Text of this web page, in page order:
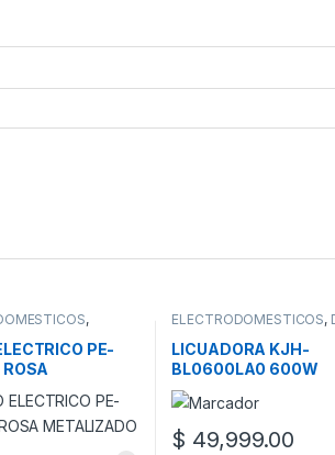
,
PE-
ROSA
ELECTRODOMESTICOS,
LICUADORA DE
PLASTICO,LICUADORAS
LICUADORA KJH-
BL0600LA0 600W
$ 49,999.00